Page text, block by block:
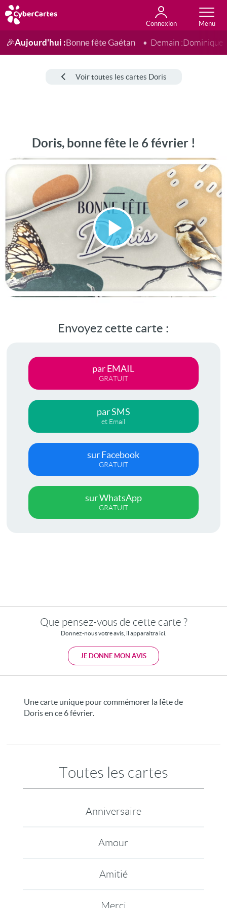
Connexion
Anniversaire
Fête du jour
Amour
Amitié
Merci
Toutes les cartes
🎉Aujourd'hui :Bonne fête Gaétan Demain :Dominique
Voir toutes les cartes Doris
Doris, bonne fête le 6 février !
Lire
vidéo
Envoyez cette carte :
par EMAIL
GRATUIT
par SMS
et Email
sur Facebook
GRATUIT
sur WhatsApp
GRATUIT
Que pensez-vous de cette carte ?
Donnez-nous votre avis, il apparaitra ici.
JE DONNE MON AVIS
Une carte unique pour commémorer la fête de
Doris en ce 6 février.
Toutes les cartes
Anniversaire
Amour
Amitié
Merci